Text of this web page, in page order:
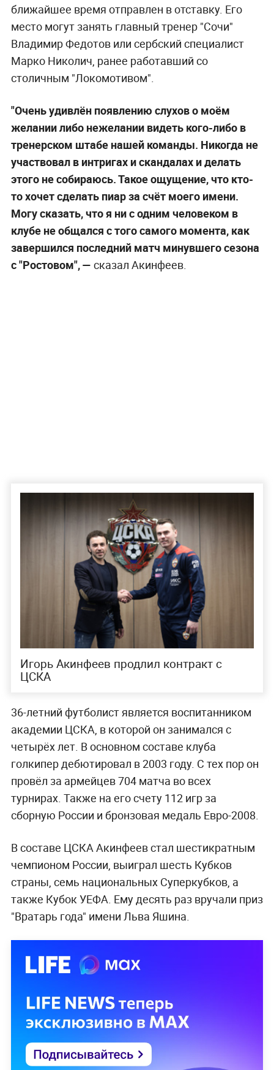
ближайшее время отправлен в отставку. Его
место могут занять главный тренер "Сочи"
Владимир Федотов или сербский специалист
Марко Николич, ранее работавший со
столичным "Локомотивом".
"Очень удивлён появлению слухов о моём
желании либо нежелании видеть кого-либо в
тренерском штабе нашей команды. Никогда не
участвовал в интригах и скандалах и делать
этого не собираюсь. Такое ощущение, что кто-
то хочет сделать пиар за счёт моего имени.
Могу сказать, что я ни с одним человеком в
клубе не общался с того самого момента, как
завершился последний матч минувшего сезона
с "Ростовом", — сказал Акинфеев.
Игорь Акинфеев продлил контракт с
ЦСКА
36-летний футболист является воспитанником
академии ЦСКА, в которой он занимался с
четырёх лет. В основном составе клуба
голкипер дебютировал в 2003 году. С тех пор он
провёл за армейцев 704 матча во всех
турнирах. Также на его счету 112 игр за
сборную России и бронзовая медаль Евро-2008.
В составе ЦСКА Акинфеев стал шестикратным
чемпионом России, выиграл шесть Кубков
страны, семь национальных Суперкубков, а
также Кубок УЕФА. Ему десять раз вручали приз
"Вратарь года" имени Льва Яшина.